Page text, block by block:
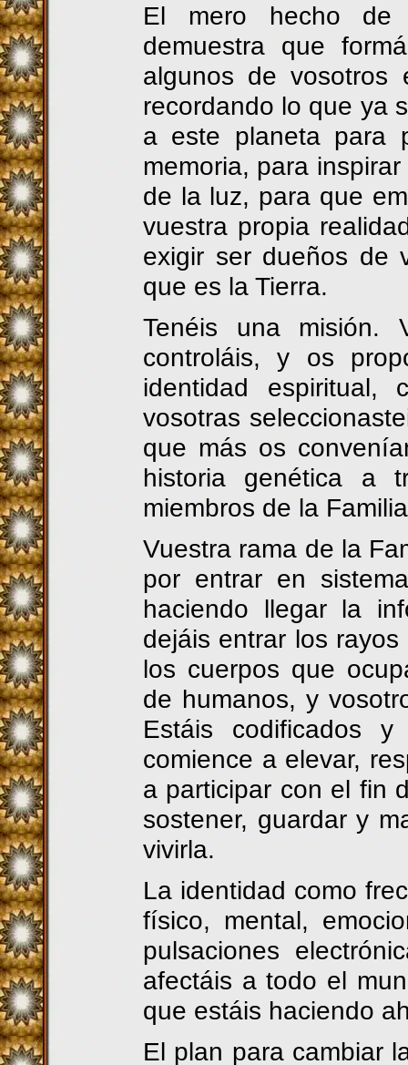
El mero hecho de
demuestra que
algunos de vosotros
recordando lo que ya
a este planeta para
memoria, para
de la luz, para que
vuestra propia
exigir ser dueños de
que es la Tierra.
Tenéis una misión.
controláis, y os
identidad espiritual,
vosotras
que más os
historia genética a
miembros de la
Vuestra rama de la
por entrar en
haciendo llegar la
dejáis entrar los
los cuerpos que
de humanos, y
Estáis codificados
comience a elevar,
a participar con el fin
sostener, guardar y
vivirla.
La identidad como
físico, mental,
pulsaciones
afectáis a todo el
que estáis haciendo
El plan para cambiar